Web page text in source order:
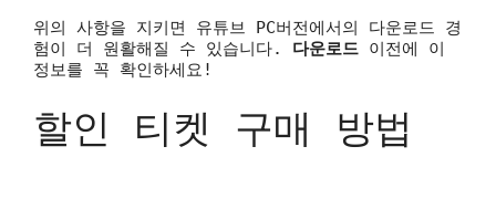
위의 사항을 지키면 유튜브 PC버전에서의 다운로드 경
험이 더 원활해질 수 있습니다. 다운로드 이전에 이
정보를 꼭 확인하세요!
할인 티켓 구매 방법